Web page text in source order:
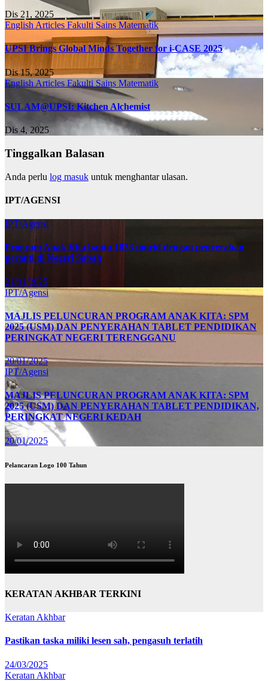
Dis 21, 2025
English Articles Fakulti Sains Matematik
UPSI Brings Global Minds Together for i-CASE 2025
Dis 15, 2025
English Articles Fakulti Sains Matematik
SULAM@UPSI: Kitchen Alchemist
Dis 4, 2025
Tinggalkan Balasan
Anda perlu log masuk untuk menghantar ulasan.
IPT/AGENSI
IPT/Agensi
Program Anak Kita bantu 1833 murid dengan penyerahan
peranti di Negeri Sabah
21/01/2025
IPT/Agensi
MAJLIS PELUNCURAN PROGRAM ANAK KITA: SPM
2025 (USM) DAN PENYERAHAN TABLET PENDIDIKAN
PERINGKAT NEGERI TERENGGANU
20/01/2025
IPT/Agensi
MAJLIS PELUNCURAN PROGRAM ANAK KITA: SPM
2025 (USM) DAN PENYERAHAN TABLET PENDIDIKAN,
PERINGKAT NEGERI KEDAH
20/01/2025
Pelancaran Logo 100 Tahun
KERATAN AKHBAR TERKINI
Keratan Akhbar
Pastikan taska miliki lesen sah, pengasuh terlatih
24/03/2025
Keratan Akhbar